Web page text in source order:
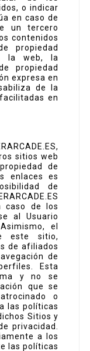
o indicar
en caso de
un tercero
contenidos
propiedad
la web, la
propiedad
expresa en
de la
en
sitios web
de
enlaces es
de
caso de los
al Usuario
el
este sitio,
de afiliados
de
Esta
y no se
que se
o
las políticas
Sitios y
privacidad.
a los
las políticas